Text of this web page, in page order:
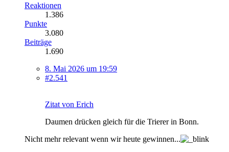
Reaktionen
1.386
Punkte
3.080
Beiträge
1.690
8. Mai 2026 um 19:59
#2.541
Zitat von Erich
Daumen drücken gleich für die Trierer in Bonn.
Nicht mehr relevant wenn wir heute gewinnen...